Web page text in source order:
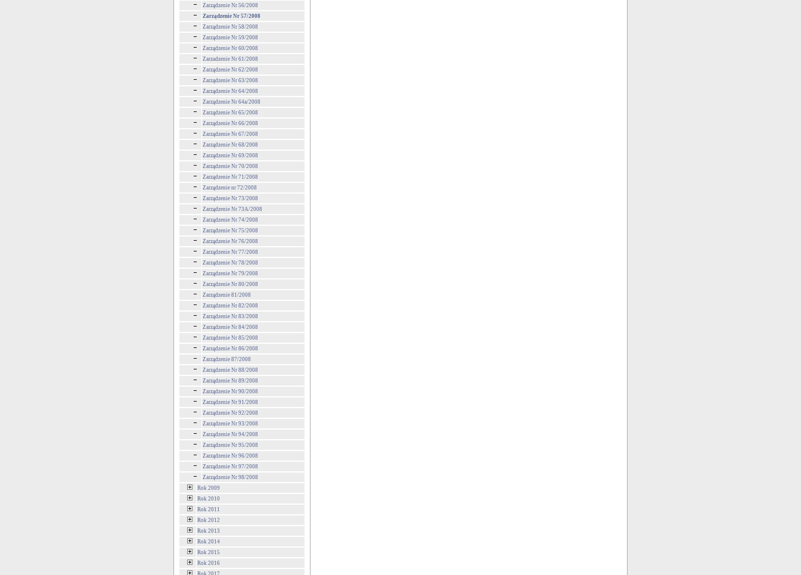
Zarządzenie Nr 56/2008
Zarządzenie Nr 57/2008
Zarządzenie Nr 58/2008
Zarządzenie Nr 59/2008
Zarządzenie Nr 60/2008
Zarzadzenie Nr 61/2008
Zarządzenie Nr 62/2008
Zarządzenie Nr 63/2008
Zarządzenie Nr 64/2008
Zarządzenie Nr 64a/2008
Zarządzenie Nr 65/2008
Zarządzenie Nr 66/2008
Zarządzenie Nr 67/2008
Zarządzenie Nr 68/2008
Zarządzenie Nr 69/2008
Zarządzenie Nr 70/2008
Zarządzenie Nr 71/2008
Zarządzenie nr 72/2008
Zarządzenie Nr 73/2008
Zarządzenie Nr 73A/2008
Zarządzenie Nr 74/2008
Zarządzenie Nr 75/2008
Zarządzenie Nr 76/2008
Zarządzenie Nr 77/2008
Zarządzenie Nr 78/2008
Zarządzenie Nr 79/2008
Zarządzenie Nr 80/2008
Zarządzenie 81/2008
Zarządzenie Nr 82/2008
Zarządzenie Nr 83/2008
Zarządzenie Nr 84/2008
Zarządzenie Nr 85/2008
Zarządzenie Nr 86/2008
Zarządzenie 87/2008
Zarządzenie Nr 88/2008
Zarządzenie Nr 89/2008
Zarządzenie Nr 90/2008
Zarządzenie Nr 91/2008
Zarządzenie Nr 92/2008
Zarządzenie Nr 93/2008
Zarządzenie Nr 94/2008
Zarządzenie Nr 95/2008
Zarządzenie Nr 96/2008
Zarządzenie Nr 97/2008
Zarządzenie Nr 98/2008
Rok 2009
Rok 2010
Rok 2011
Rok 2012
Rok 2013
Rok 2014
Rok 2015
Rok 2016
Rok 2017